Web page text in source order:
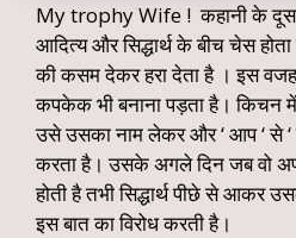
My trophy Wife ! कहानी के
आदित्य और सिद्धार्थ के बीच चेस
की कसम देकर हरा देता है । इस
कपकेक भी बनाना पड़ता है। किचन में
उसे उसका नाम लेकर और ‘ आप ‘ से ‘
करता है। उसके अगले दिन जब वो अपने
होती है तभी सिद्धार्थ पीछे से आकर
इस बात का विरोध करती है।